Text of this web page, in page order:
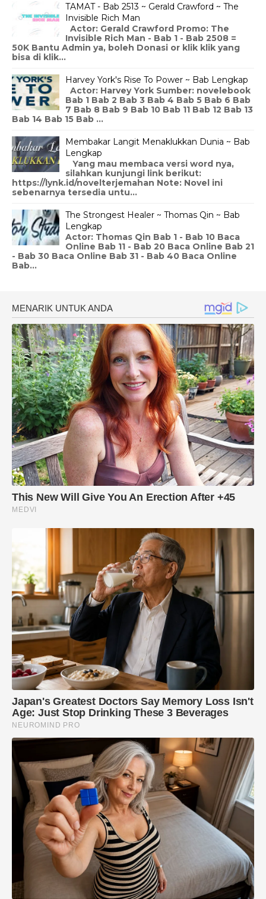
TAMAT - Bab 2513 ~ Gerald Crawford ~ The
Invisible Rich Man
Actor: Gerald Crawford Promo: The
Invisible Rich Man - Bab 1 - Bab 2508 =
50K Bantu Admin ya, boleh Donasi or klik klik yang
bisa di klik...
Harvey York's Rise To Power ~ Bab Lengkap
Actor: Harvey York Sumber: novelebook
Bab 1 Bab 2 Bab 3 Bab 4 Bab 5 Bab 6 Bab
7 Bab 8 Bab 9 Bab 10 Bab 11 Bab 12 Bab 13
Bab 14 Bab 15 Bab ...
Membakar Langit Menaklukkan Dunia ~ Bab
Lengkap
Yang mau membaca versi word nya,
silahkan kunjungi link berikut:
https://lynk.id/novelterjemahan Note: Novel ini
sebenarnya tersedia untu...
The Strongest Healer ~ Thomas Qin ~ Bab
Lengkap
Actor: Thomas Qin Bab 1 - Bab 10 Baca
Online Bab 11 - Bab 20 Baca Online Bab 21
- Bab 30 Baca Online Bab 31 - Bab 40 Baca Online
Bab...